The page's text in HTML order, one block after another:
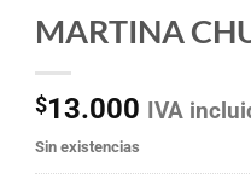
MARTINA
$13.000 IVA
Sin existencias